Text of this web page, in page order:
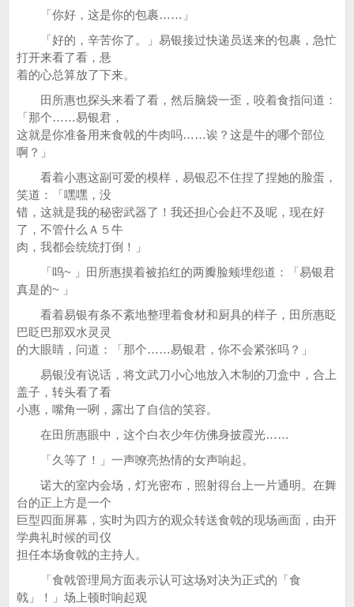
「你好，这是你的包裹……」
「好的，辛苦你了。」易银接过快递员送来的包裹，急忙
打开来看了看，悬
着的心总算放了下来。
田所惠也探头来看了看，然后脑袋一歪，咬着食指问道：
「那个……易银君，
这就是你准备用来食戟的牛肉吗……诶？这是牛的哪个部位
啊？」
看着小惠这副可爱的模样，易银忍不住捏了捏她的脸蛋，
笑道：「嘿嘿，没
错，这就是我的秘密武器了！我还担心会赶不及呢，现在好
了，不管什么Ａ５牛
肉，我都会统统打倒！」
「呜~ 」田所惠摸着被掐红的两瓣脸颊埋怨道：「易银君
真是的~ 」
看着易银有条不紊地整理着食材和厨具的样子，田所惠眨
巴眨巴那双水灵灵
的大眼睛，问道：「那个……易银君，你不会紧张吗？」
易银没有说话，将文武刀小心地放入木制的刀盒中，合上
盖子，转头看了看
小惠，嘴角一咧，露出了自信的笑容。
在田所惠眼中，这个白衣少年仿佛身披霞光……
「久等了！」一声嘹亮热情的女声响起。
诺大的室内会场，灯光密布，照射得台上一片通明。在舞
台的正上方是一个
巨型四面屏幕，实时为四方的观众转送食戟的现场画面，由开
学典礼时候的司仪
担任本场食戟的主持人。
「食戟管理局方面表示认可这场对决为正式的「食
戟」！」场上顿时响起观